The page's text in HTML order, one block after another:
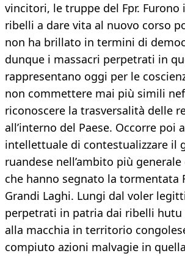
vincitori, le truppe del Fpr.
ribelli a dare vita al nuovo corso
non ha brillato in termini di
dunque i massacri perpetrati in
rappresentano oggi per le
non commettere mai più simili
riconoscere la trasversalità delle
all’interno del Paese. Occorre poi
intellettuale di contestualizzare il
ruandese nell’ambito più
che hanno segnato la tormentata
Grandi Laghi. Lungi dal voler
perpetrati in patria dai ribelli hutu
alla macchia in territorio
compiuto azioni malvagie in